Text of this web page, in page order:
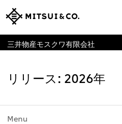
三井物産モスクワ有限会社
リリース: 2026年
Menu